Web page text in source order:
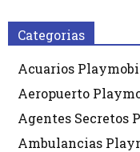
Categorias
Acuarios
Aeropuerto
Agentes Secretos
Ambulancias